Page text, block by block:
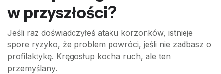
w przyszłości?
Jeśli raz doświadczyłeś ataku korzonków, istnieje
spore ryzyko, że problem powróci, jeśli nie zadbasz o
profilaktykę. Kręgosłup kocha ruch, ale ten
przemyślany.